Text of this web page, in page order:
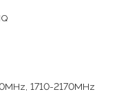
1710-2170MHz